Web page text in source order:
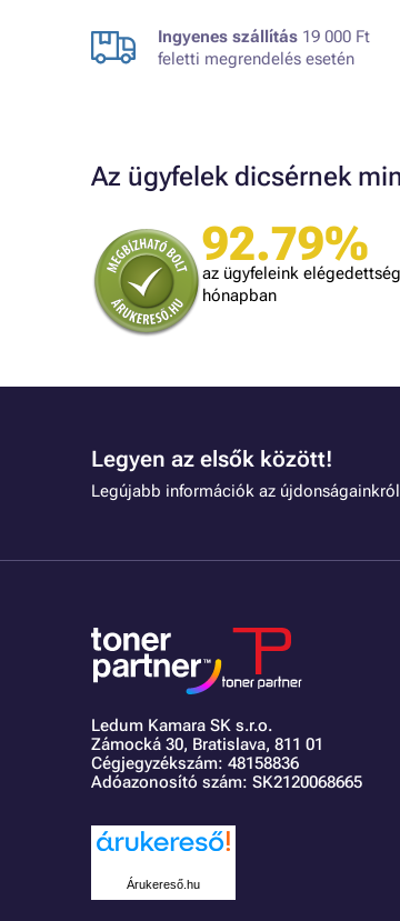
Ingyenes szállítás 19 000 Ft
feletti megrendelés esetén
Az ügyfelek dicsérnek
92.79%
az ügyfeleink
hónapban
Minden úgy történt ahogyan
gy kéne minden
Legyen az elsők között!
Legújabb információk az
Ledum Kamara SK s.r.o.
Zámocká 30, Bratislava, 811 01
Cégjegyzékszám: 48158836
Adóazonosító szám: SK2120068665
Árukereső.hu